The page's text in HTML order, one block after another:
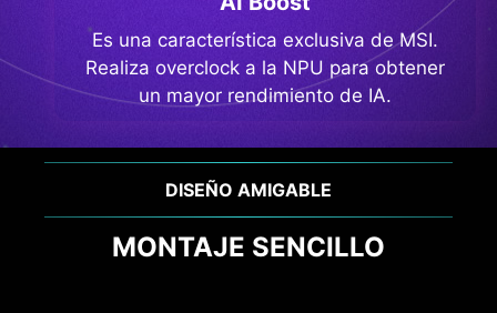
Es una característica exclusiva de MSI.
Realiza overclock a la NPU para obtener
un mayor rendimiento de IA.
RENDIMIENTO Y REFRIGERACIÓN
EFICACIA ÓPTIMA